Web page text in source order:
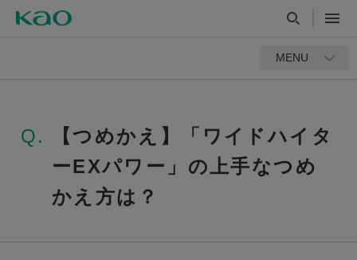
MENU
Q.
【つめかえ】「ワイドハイタ
ーEXパワー」の上手なつめ
かえ方は？